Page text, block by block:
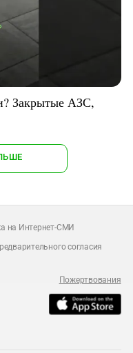
Закрытые АЗС,
на Интернет-СМИ
согласия
Пожертвования